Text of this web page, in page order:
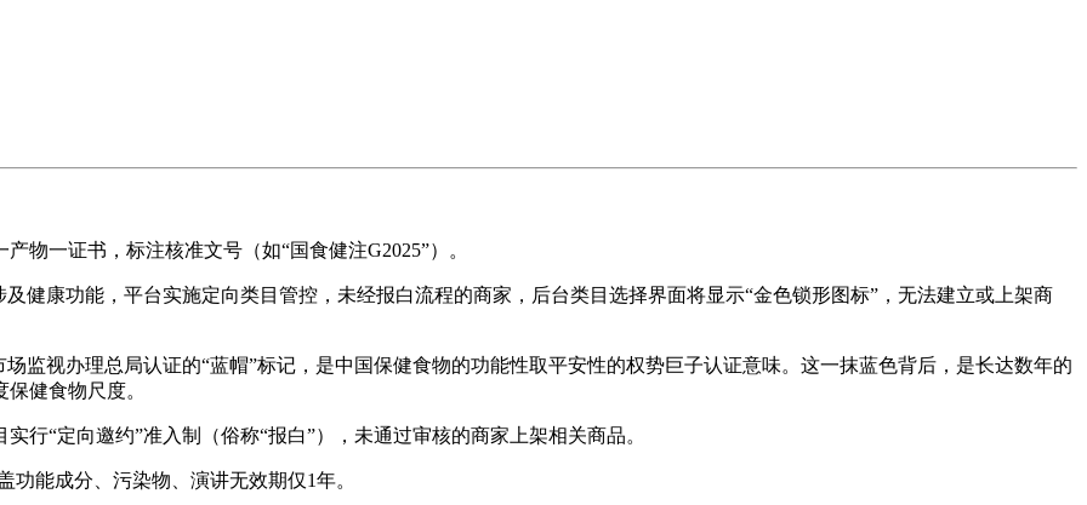
一证书，标注核准文号（如“国食健注G2025”）。
康功能，平台实施定向类目管控，未经报白流程的商家，后台类目选择界面将显示“金色锁形图标”，无法建立或上架商
视办理总局认证的“蓝帽”标记，是中国保健食物的功能性取平安性的权势巨子认证意味。这一抹蓝色背后，是长达数年的
健食物尺度。
“定向邀约”准入制（俗称“报白”），未通过审核的商家上架相关商品。
能成分、污染物、演讲无效期仅1年。